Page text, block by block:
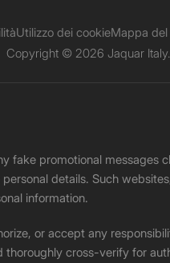
Utilizzo dei cookieMappa
Copyright © 2026 Jaquar
fake promotional
details. Such
information.
or accept any
cross-verify for